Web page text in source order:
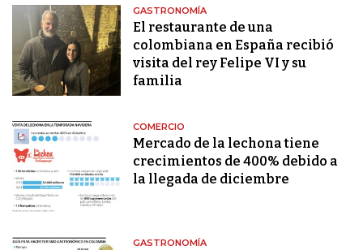
GASTRONOMÍA
El restaurante de una
colombiana en España recibió
visita del rey Felipe VI y su
familia
COMERCIO
Mercado de la lechona tiene
crecimientos de 400% debido a
la llegada de diciembre
GASTRONOMÍA